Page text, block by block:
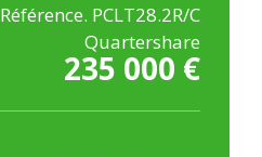
Référence. PCLT28.2R/C
Quartershare
235 000 €